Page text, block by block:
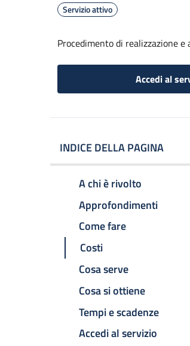
Servizio attivo
Procedimento di realizzazione
Accedi al
INDICE DELLA PAGINA
A chi è rivolto
Approfondimenti
Come fare
Costi
Cosa serve
Cosa si ottiene
Tempi e scadenze
Accedi al servizio